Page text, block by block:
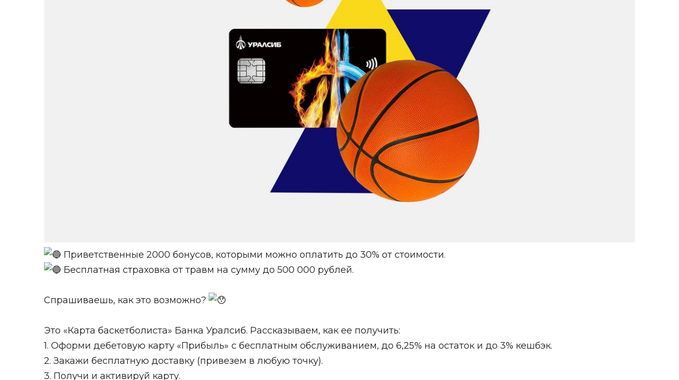
Приветственные 2000 бонусов, которыми можно оплатить до 30% от стоимости.
Бесплатная страховка от травм на сумму до 500 000 рублей.
Спрашиваешь, как это возможно?
Это «Карта баскетболиста» Банка Уралсиб. Рассказываем, как ее получить:
1. Оформи дебетовую карту «Прибыль» с бесплатным обслуживанием, до 6,25% на остаток и до 3% кешбэк.
2. Закажи бесплатную доставку (привезем в любую точку).
3. Получи и активируй карту.